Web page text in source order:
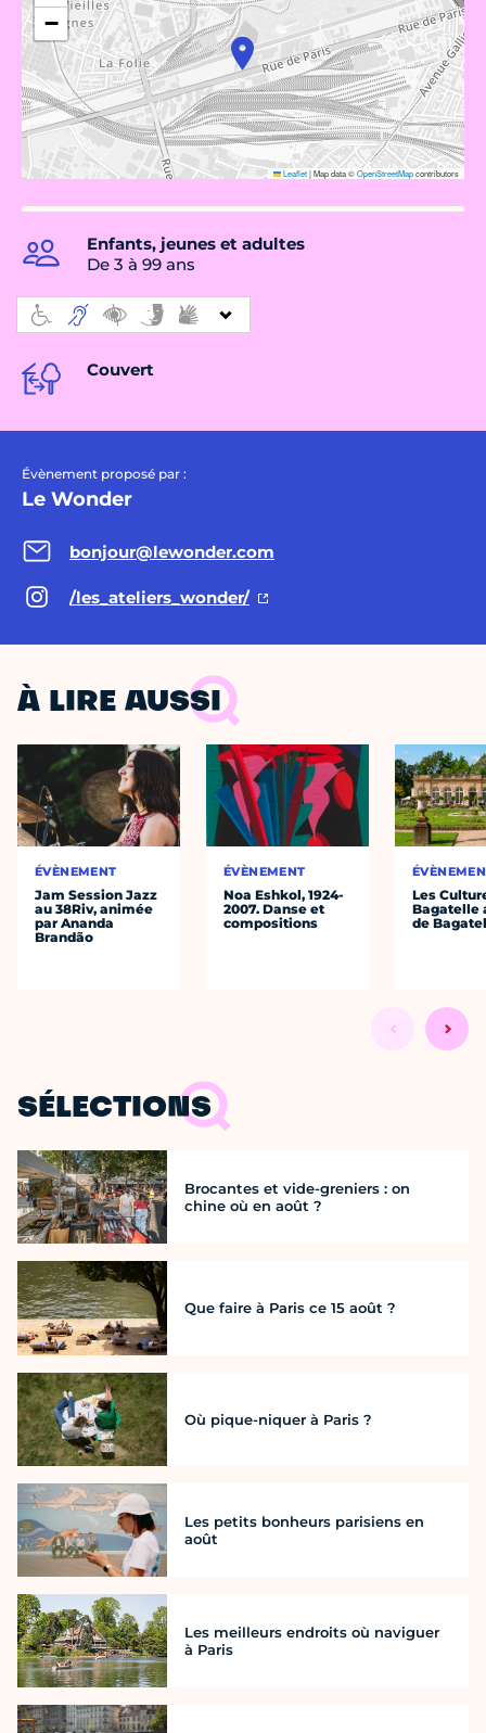
−
Leaflet|Map data ©OpenStreetMapcontributors
Enfants, jeunes et adultes
De 3 à 99 ans
Couvert
Évènement proposé par :
Le Wonder
bonjour@lewonder.com
/les_ateliers_wonder/
À LIRE AUSSI
ÉVÈNEMENT
Jam Session Jazz
au 38Riv, animée
par Ananda
Brandão
ÉVÈNEMENT
Noa Eshkol, 1924-
2007. Danse et
compositions
Les
Bagatelle
de
SÉLECTIONS
Brocantes et vide-greniers : on
chine où en août ?
Que faire à Paris ce 15 août ?
Où pique-niquer à Paris ?
Les petits bonheurs parisiens en
août
Les meilleurs endroits où naviguer
à Paris